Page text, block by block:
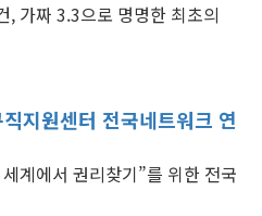
, 가짜 3.3으로 명명한 최초의
지원센터 전국네트워크 연
계에서 권리찾기”를 위한 전국